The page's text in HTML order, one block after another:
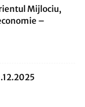
Mijlociu,
–